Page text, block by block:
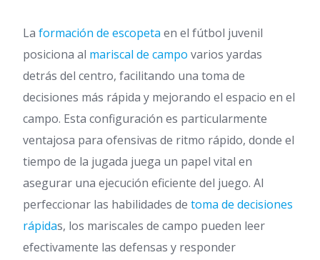
La formación de escopeta en el fútbol juvenil
posiciona al mariscal de campo varios yardas
detrás del centro, facilitando una toma de
decisiones más rápida y mejorando el espacio en el
campo. Esta configuración es particularmente
ventajosa para ofensivas de ritmo rápido, donde el
tiempo de la jugada juega un papel vital en
asegurar una ejecución eficiente del juego. Al
perfeccionar las habilidades de toma de decisiones
rápidas, los mariscales de campo pueden leer
efectivamente las defensas y responder